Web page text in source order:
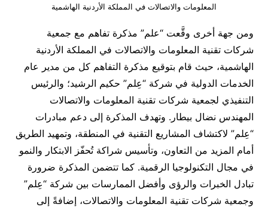
المعلومات والاتصالات في المملكة الأردنية الهاشمية
ومن جهة أخرى وقَّعت “علم” مذكرة تفاهم مع جمعية
شركات تقنية المعلومات والاتصالات في المملكة الأردنية
الهاشمية، حيث قام بتوقيع مذكرة التفاهم كل من مدير عام
الخدمات الدولية في شركة “عِلم” حكيم الرشيد؛ والرئيس
التنفيذي لجمعية شركات تقنية المعلومات والاتصالات
المهندس نضال بيطار. وتهدف المذكرة إلى دعم مبادرات
“عِلم” لاكتشاف المشاريع التقنية في المنطقة، وتمهيد الطريق
أمام المزيد من التعاون، وتأسيس شراكة تُحفّز الابتكار والنمو
في مجال التكنولوجيا الرقمية. كما تتضمن المذكرة ضرورة
تبادل الخبرات والرؤى وأفضل الممارسات بين شركة “عِلم”
وجمعية شركات تقنية المعلومات والاتصالات، إضافةً إلى